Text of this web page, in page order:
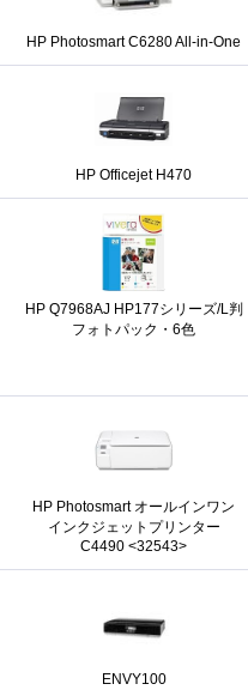
HP Photosmart C6280 All-in-One
HP Officejet H470
HP Q7968AJ HP177シリーズ/L判
フォトパック・6色
HP Photosmart オールインワン
インクジェットプリンター
C4490 <32543>
ENVY100